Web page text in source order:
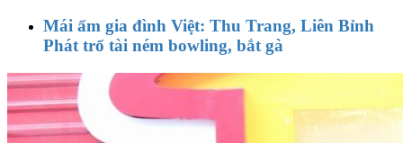
Mái ấm gia đình Việt: Thu Trang, Liên Bỉnh
Phát trổ tài ném bowling, bắt gà